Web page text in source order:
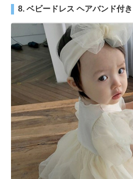
8. ベビードレス ヘアバンド付き